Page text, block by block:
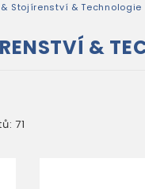
Stojírenství & Technologie
&
71